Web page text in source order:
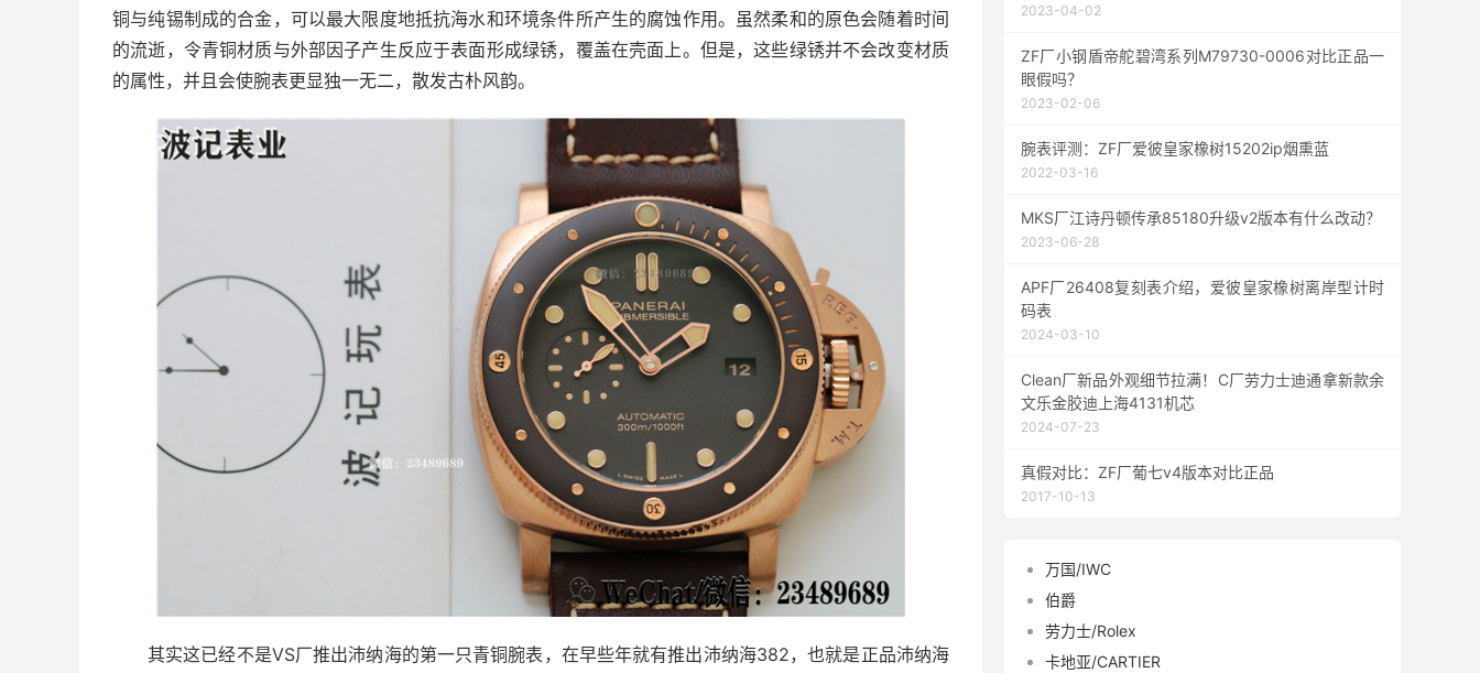
铜与纯锡制成的合金，可以最大限度地抵抗海水和环境条件所产生的腐蚀作用。虽然柔和的原色会随着时间
的流逝，令青铜材质与外部因子产生反应于表面形成绿锈，覆盖在壳面上。但是，这些绿锈并不会改变材质
的属性，并且会使腕表更显独一无二，散发古朴风韵。
其实这已经不是VS厂推出沛纳海的第一只青铜腕表，在早些年就有推出沛纳海382，也就是正品沛纳海
2023-04-02
ZF厂小钢盾帝舵碧湾系列M79730-0006对比正品一
眼假吗？
2023-02-06
腕表评测：ZF厂爱彼皇家橡树15202ip烟熏蓝
2022-03-16
MKS厂江诗丹顿传承85180升级v2版本有什么改动？
2023-06-28
APF厂26408复刻表介绍，爱彼皇家橡树离岸型计时
码表
2024-03-10
Clean厂新品外观细节拉满！C厂劳力士迪通拿新款余
文乐金胶迪上海4131机芯
2024-07-23
真假对比：ZF厂葡七v4版本对比正品
2017-10-13
万国/IWC
伯爵
劳力士/Rolex
卡地亚/CARTIER